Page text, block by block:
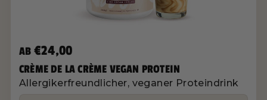
AB €24,00
CRÈME DE LA CRÈME VEGAN PROTEIN
Allergikerfreundlicher, veganer Proteindrink